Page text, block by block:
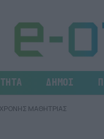
ΔΗΜΟΙ
ΜΑΘΗΤΡΙΑΣ